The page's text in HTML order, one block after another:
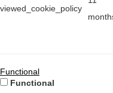
viewed_cookie_policy
Functional
Functional